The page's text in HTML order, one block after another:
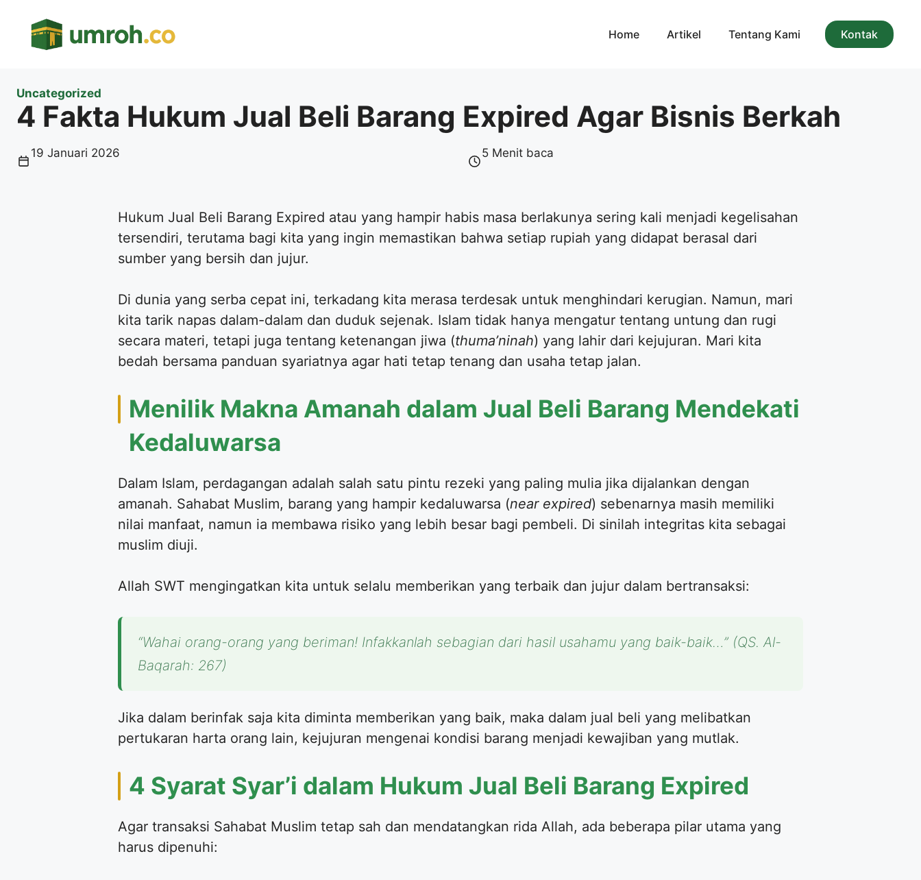
Home Artikel Tentang Kami Kontak
Uncategorized
4 Fakta Hukum Jual Beli Barang Expired Agar Bisnis Berkah
19 Januari 2026 5 Menit baca
​Hukum Jual Beli Barang Expired atau yang hampir habis masa berlakunya sering kali menjadi kegelisahan
tersendiri, terutama bagi kita yang ingin memastikan bahwa setiap rupiah yang didapat berasal dari
sumber yang bersih dan jujur.
​Di dunia yang serba cepat ini, terkadang kita merasa terdesak untuk menghindari kerugian. Namun, mari
kita tarik napas dalam-dalam dan duduk sejenak. Islam tidak hanya mengatur tentang untung dan rugi
secara materi, tetapi juga tentang ketenangan jiwa (thuma’ninah) yang lahir dari kejujuran. Mari kita
bedah bersama panduan syariatnya agar hati tetap tenang dan usaha tetap jalan.
​Menilik Makna Amanah dalam Jual Beli Barang Mendekati
Kedaluwarsa
​Dalam Islam, perdagangan adalah salah satu pintu rezeki yang paling mulia jika dijalankan dengan
amanah. Sahabat Muslim, barang yang hampir kedaluwarsa (near expired) sebenarnya masih memiliki
nilai manfaat, namun ia membawa risiko yang lebih besar bagi pembeli. Di sinilah integritas kita sebagai
muslim diuji.
​Allah SWT mengingatkan kita untuk selalu memberikan yang terbaik dan jujur dalam bertransaksi:
“Wahai orang-orang yang beriman! Infakkanlah sebagian dari hasil usahamu yang baik-baik…” (QS. Al-
Baqarah: 267)
​Jika dalam berinfak saja kita diminta memberikan yang baik, maka dalam jual beli yang melibatkan
pertukaran harta orang lain, kejujuran mengenai kondisi barang menjadi kewajiban yang mutlak.
​4 Syarat Syar’i dalam Hukum Jual Beli Barang Expired
​Agar transaksi Sahabat Muslim tetap sah dan mendatangkan rida Allah, ada beberapa pilar utama yang
harus dipenuhi: